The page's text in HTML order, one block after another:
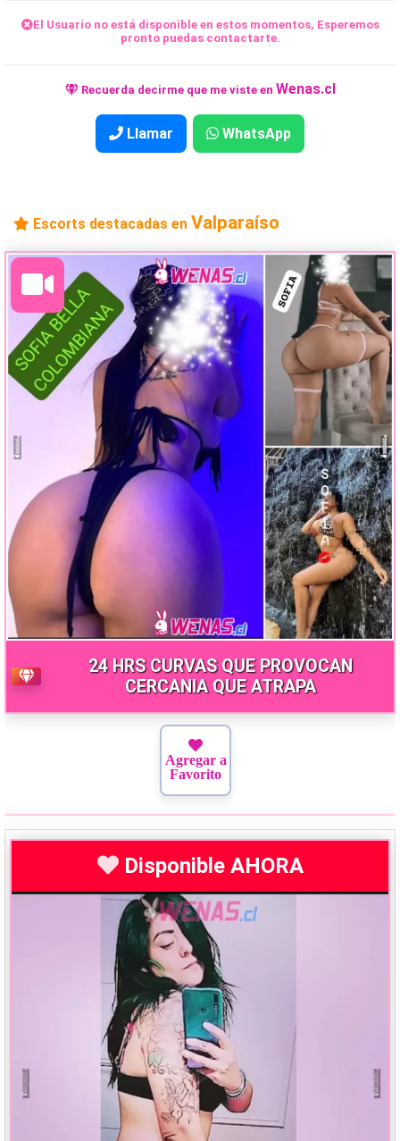
El Usuariono está disponible en estos momentos, Esperemos
pronto puedas contactarte.
Recuerda decirme que me viste en Wenas.cl
Llamar WhatsApp
Escorts destacadas en Valparaíso
24 HRS CURVAS QUE PROVOCAN
CERCANIA QUE ATRAPA
Agregar a
Favorito
Disponible AHORA